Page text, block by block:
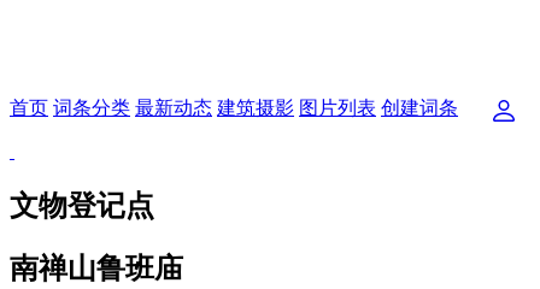
首页 词条分类 最新动态 建筑摄影 图片列表 创建词条
文物登记点
南禅山鲁班庙